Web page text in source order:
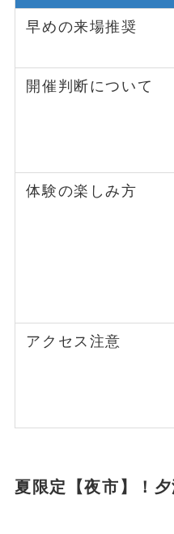
早めの来場推奨
開催判断について
体験の楽しみ方
アクセス注意
夏限定【夜市】！